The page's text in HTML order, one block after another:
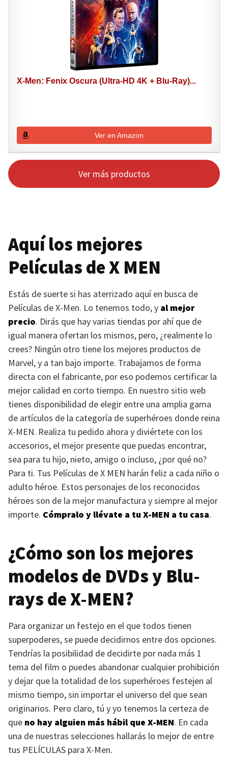
X-Men: Fenix Oscura (Ultra-HD 4K + Blu-Ray)...
Ver en Amazon
Ver más productos
Aquí los mejores
Películas deX MEN
Estás de suerte si has aterrizado aquí en busca de
Películas de X-Men. Lo tenemos todo, y al mejor
precio. Dirás que hay varias tiendas por ahí que de
igual manera ofertan los mismos, pero, ¿realmente lo
crees? Ningún otro tiene los mejores productos de
Marvel, y a tan bajo importe. Trabajamos de forma
directa con el fabricante, por eso podemos certificar la
mejor calidad en corto tiempo. En nuestro sitio web
tienes disponibilidad de elegir entre una amplia gama
de artículos de la categoría de superhéroes donde reina
X-MEN. Realiza tu pedido ahora y diviértete con los
accesorios, el mejor presente que puedas encontrar,
sea para tu hijo, nieto, amigo o incluso, ¿por qué no?
Para ti. Tus Películas deX MEN harán feliz a cada niño o
adulto héroe. Estos personajes de los reconocidos
héroes son de la mejor manufactura y siempre al mejor
importe. Cómpralo y llévate a tuX-MEN a tu casa.
¿Cómo son los mejores
modelos de DVDs y Blu-
rays deX-MEN?
Para organizar un festejo en el que todos tienen
superpoderes, se puede decidirnos entre dos opciones.
Tendrías la posibilidad de decidirte por nada más 1
tema del film o puedes abandonar cualquier prohibición
y dejar que la totalidad de los superhéroes festejen al
mismo tiempo, sin importar el universo del que sean
originarios. Pero claro, tú y yo tenemos la certeza de
que no hay alguien más hábil que X-MEN. En cada
una de nuestras selecciones hallarás lo mejor de entre
tus PELÍCULAS para X-Men.